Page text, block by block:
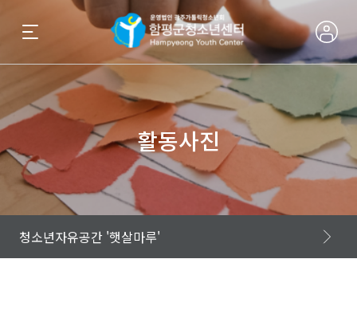
활동사진
청소년자유공간 '햇살마루'